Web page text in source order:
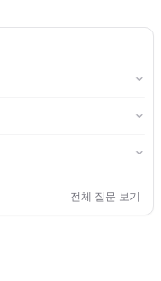
전체 질문 보기